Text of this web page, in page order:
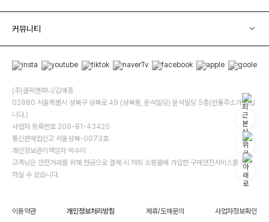
커뮤니티
(주)클릭앤퍼니/김예중
02880 서울특별시 성북구 성북로 49 (성북동, 운석빌딩) 운석빌딩 5층(반품주소가 아닙
니다.)
사업자 등록번호 209-81-43420
통신판매업신고 서울성북-0073호
개인정보관리책임자 박수미
고객님은 안전거래를 위해 현금으로 결제 시 저희 소핑몰에 가입한 구매안전서비스를 이용
하실 수 있습니다.
이용약관 개인정보처리방침 제휴/도매문의 사업자정보확인